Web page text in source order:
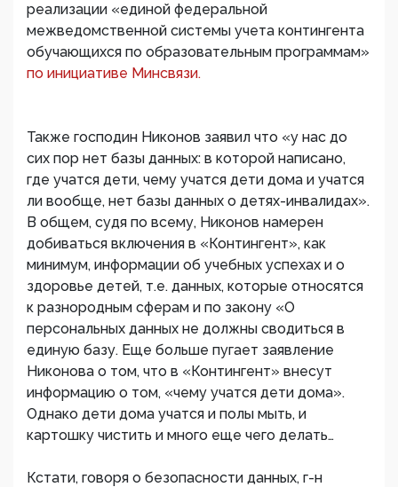
реализации «единой федеральной
межведомственной системы учета контингента
обучающихся по образовательным программам»
по инициативе Минсвязи.
Также господин Никонов заявил что «у нас до
сих пор нет базы данных: в которой написано,
где учатся дети, чему учатся дети дома и учатся
ли вообще, нет базы данных о детях-инвалидах».
В общем, судя по всему, Никонов намерен
добиваться включения в «Контингент», как
минимум, информации об учебных успехах и о
здоровье детей, т.е. данных, которые относятся
к разнородным сферам и по закону «О
персональных данных не должны сводиться в
единую базу. Еще больше пугает заявление
Никонова о том, что в «Контингент» внесут
информацию о том, «чему учатся дети дома».
Однако дети дома учатся и полы мыть, и
картошку чистить и много еще чего делать…
Кстати, говоря о безопасности данных, г-н